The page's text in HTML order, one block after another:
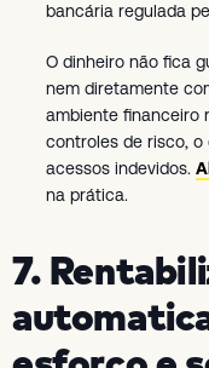
bancária regulada
O dinheiro não fica
nem diretamente
ambiente financeiro
controles de risco,
acessos indevidos.
na prática.
7.